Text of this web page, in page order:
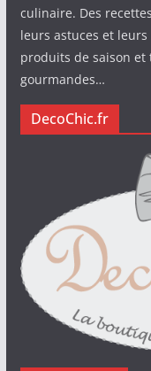
culinaire. Des
leurs astuces et
produits de saison et
gourmandes…
DecoChic.fr